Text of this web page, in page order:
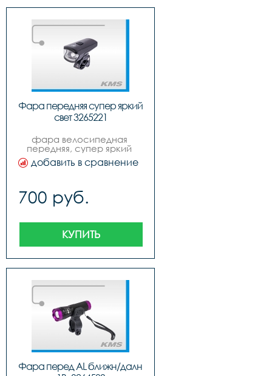
Фара передняя супер яркий
свет 3265221
фара велосипедная
передняя, супер яркий
свет, цвет черный,
упаковка блистер
добавить в сравнение
700 руб.
КУПИТЬ
Фара перед AL ближн/далн